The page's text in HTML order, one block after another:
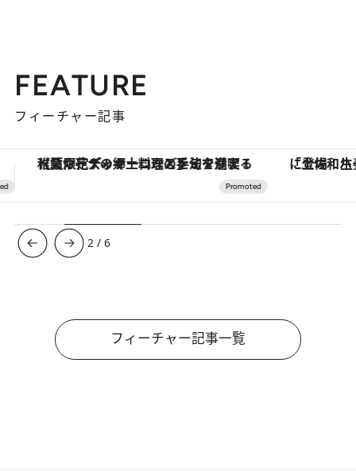
FEATURE
フィーチャー記事
「土佐和ハーブかき氷」がOMO7高知に登場！生姜、山椒、大葉など目にも舌にも涼を呼ぶ郷土の味
3 /6
フィーチャー記事一覧